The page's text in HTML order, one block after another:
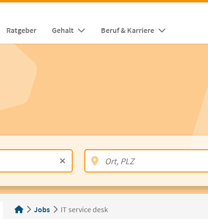
Ratgeber Gehalt Beruf & Karriere
Jobs IT service desk